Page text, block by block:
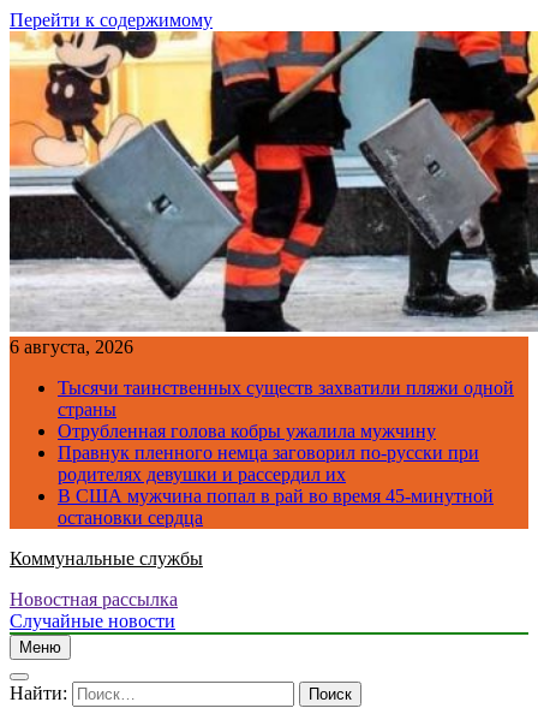
Перейти к содержимому
6 августа, 2026
Тысячи таинственных существ захватили пляжи одной
страны
Отрубленная голова кобры ужалила мужчину
Правнук пленного немца заговорил по-русски при
родителях девушки и рассердил их
В США мужчина попал в рай во время 45-минутной
остановки сердца
Коммунальные службы
Новостная рассылка
Случайные новости
Меню
Найти: